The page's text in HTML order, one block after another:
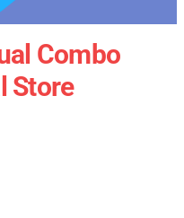
Combo
Store